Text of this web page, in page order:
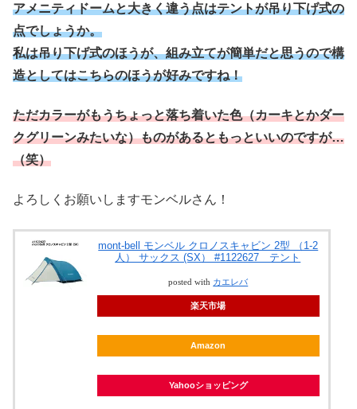
アメニティドームと大きく違う点はテントが吊り下げ式の
点でしょうか。
私は吊り下げ式のほうが、組み立てが簡単だと思うので構
造としてはこちらのほうが好みですね！
ただカラーがもうちょっと落ち着いた色（カーキとかダー
クグリーンみたいな）ものがあるともっといいのですが…
（笑）
よろしくお願いしますモンベルさん！
mont-bell モンベル クロノスキャビン 2型 （1-2
人） サックス (SX） #1122627 テント
posted with カエレバ
楽天市場
Amazon
Yahooショッピング